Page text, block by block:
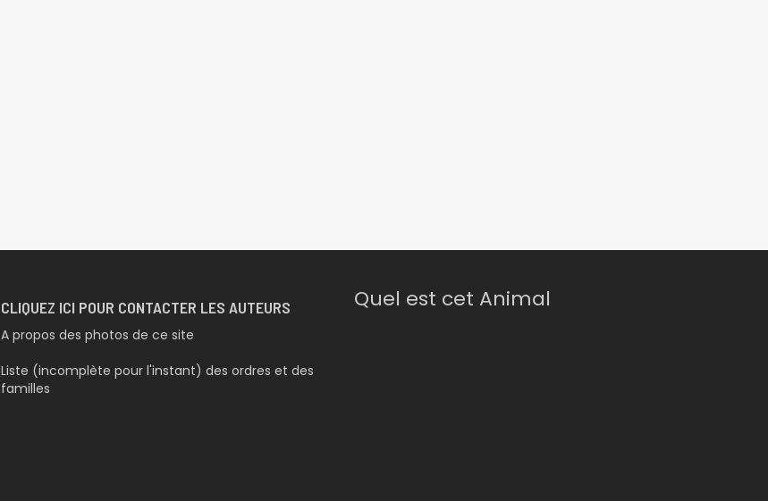
CLIQUEZ ICI POUR CONTACTER LES AUTEURS
A propos des photos de ce site
Liste (incomplète pour l'instant) des ordres et des
familles
Quel est cet Animal